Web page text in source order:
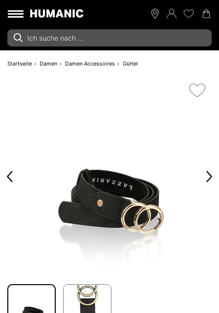
Startseite Damen Damen Accessoires Gürtel